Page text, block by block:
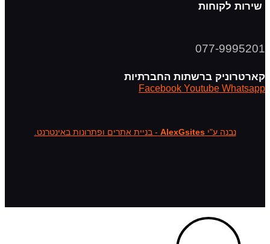
שירות לקוחות
077-9995201
קארטרוניק ברשתות החברתיות
Facebook Youtube Whatsapp
נבנה ע"יAlexGsites - בניית אתרים ופתרונות באינטרנט.